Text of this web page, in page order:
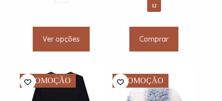
Ver opções
product
The
options
12
Comprar
product
The
options
may
PROMOÇÃO PROMOÇÃO